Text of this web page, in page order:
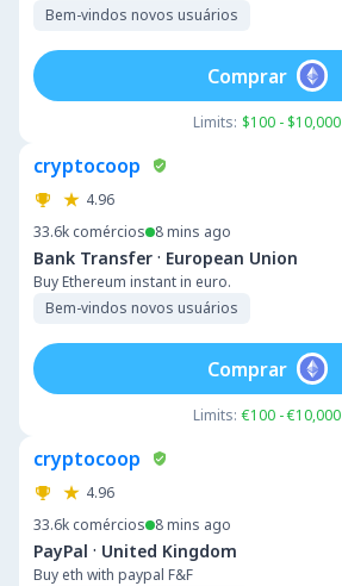
Bem-vindos novos usuários
Limits: $100 - $10,000
Comprar
cryptocoop
4.96
33.6k comércios 8 mins ago
Bank Transfer · European Union
Buy Ethereum instant in euro.
Bem-vindos novos usuários
Limits: €100 - €10,000
Comprar
cryptocoop
4.96
33.6k comércios 8 mins ago
PayPal · United Kingdom
Buy eth with paypal F&F